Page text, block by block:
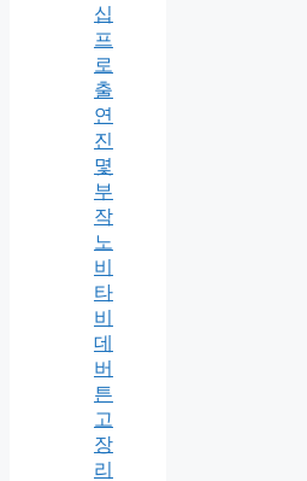
십
프
로
출
연
진
몇
부
작
노
비
타
비
데
버
튼
고
장
리